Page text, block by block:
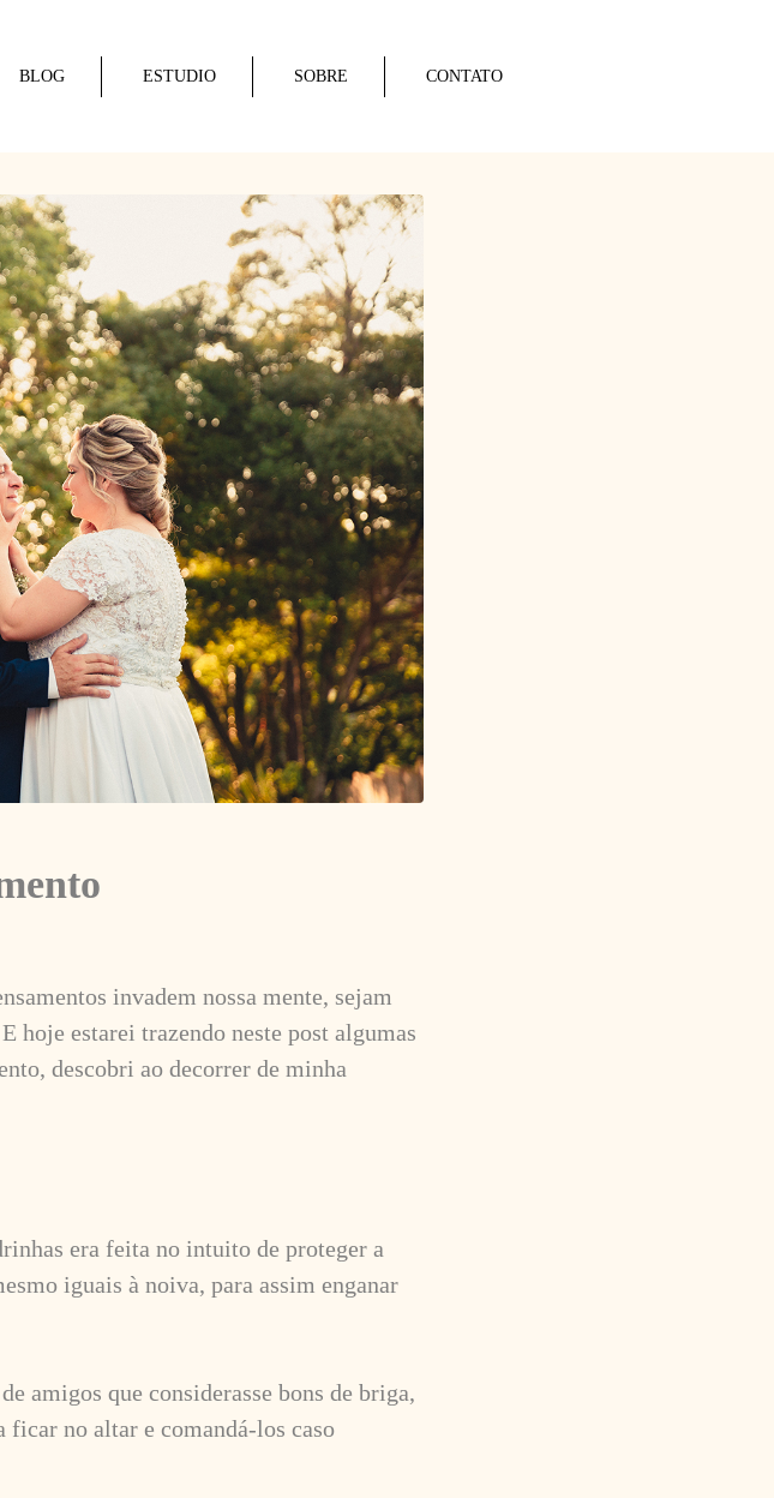
BLOG ESTUDIO SOBRE CONTATO
invadem nossa mente, sejam
hoje estarei trazendo neste post algumas
descobri ao decorrer de minha
era feita no intuito de proteger a
iguais à noiva, para assim enganar
amigos que considerasse bons de briga,
ficar no altar e comandá-los caso